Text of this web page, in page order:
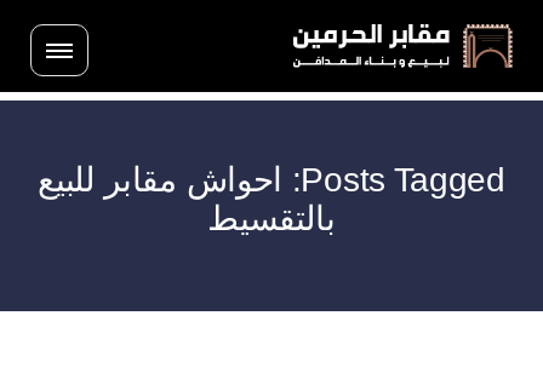
Posts Tagged: احواش مقابر للبيع
بالتقسيط